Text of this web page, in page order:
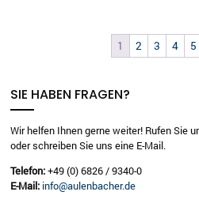
1 2 3 4 5
SIE HABEN FRAGEN?
Wir helfen Ihnen gerne weiter! Rufen Sie
oder schreiben Sie uns eine E-Mail.
Telefon:+49 (0) 6826 / 9340-0
E-Mail: info@aulenbacher.de